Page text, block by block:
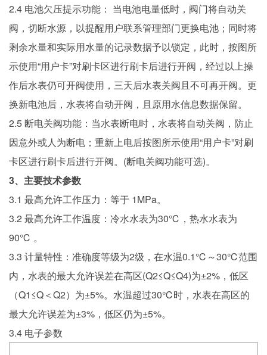
2.4 电池欠压提示功能： 当电池电量低时，阀门将自动关
阀，切断水源，以提醒用户联系管理部门更换电池；同时将
剩余水量和实际用水量的记录数据予以锁定，此时，按图所
示使用“用户卡”对刷卡区进行刷卡后进行开阀，经过以上操
作后水表仍可开阀使用，三天后水表关阀且不可再开阀。更
换新电池后，水表将自动开阀，且原用水信息数据保留。
2.5 断电关阀功能：当水表断电时，水表将自动关阀，防止
因意外或人为断电；重新上电后按图所示使用“用户卡”对刷
卡区进行刷卡后进行开阀。(断电关阀功能可选)。
3、主要技术参数
3.1 最高允许工作压力：等于 1MPa。
3.2 最高允许工作温度：冷水水表为30℃，热水水表为
90℃ 。
3.3 计量特性：准确度等级为2级，在水温0.1℃～30℃范围
内，水表的最大允许误差在高区(Q2≤Q≤Q4)为±2%，低区
（Q1≤Q＜Q2）为±5%。水温超过30℃时，水表在高区的
最大允许误差为±3%，低区仍为±5%。
3.4 电子参数